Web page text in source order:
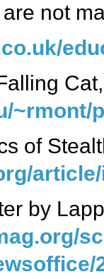
not
Cat,
~rmont/
of
by